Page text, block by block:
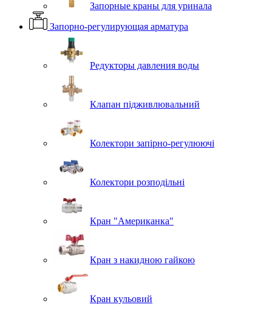
Запорные краны для уринала
Запорно-регулирующая арматура
Редукторы давления воды
Клапан підживлювальний
Колектори запірно-регулюючі
Колектори розподільні
Кран "Американка"
Кран з накидною гайкою
Кран кульовий